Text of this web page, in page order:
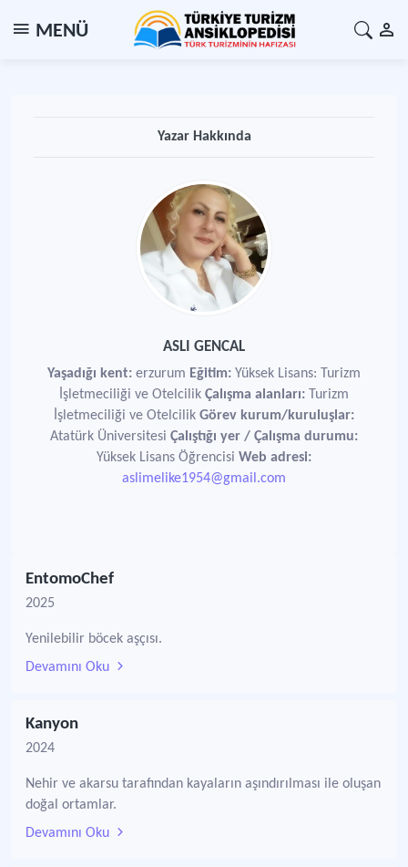
MENÜ
Yazar Hakkında
ASLI GENCAL
Yaşadığı kent: erzurum Eğitim: Yüksek Lisans: Turizm
İşletmeciliği ve Otelcilik Çalışma alanları: Turizm
İşletmeciliği ve Otelcilik Görev kurum/kuruluşlar:
Atatürk Üniversitesi Çalıştığı yer / Çalışma durumu:
Yüksek Lisans Öğrencisi Web adresi:
aslimelike1954@gmail.com
EntomoChef
2025
Yenilebilir böcek aşçısı.
Devamını Oku
Kanyon
2024
Nehir ve akarsu tarafından kayaların aşındırılması ile oluşan
doğal ortamlar.
Devamını Oku